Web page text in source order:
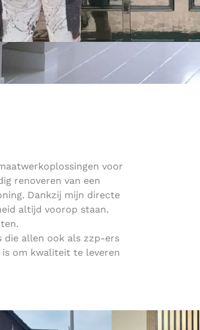
voor
renoveren van een
Dankzij mijn directe
altijd voorop staan.
die allen ook als zzp-ers
om kwaliteit te leveren